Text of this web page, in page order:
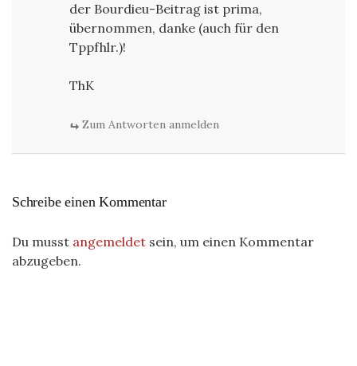
der Bourdieu-Beitrag ist prima,
übernommen, danke (auch für den
Tppfhlr.)!
ThK
Zum Antworten anmelden
Schreibe einen Kommentar
Du musst angemeldet sein, um einen Kommentar
abzugeben.